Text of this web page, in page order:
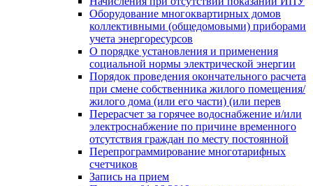
Оборудование многоквартирных домов
коллективными (общедомовыми) приборами
учета энергоресурсов
О порядке установления и применения
социальной нормы электрической энергии
Порядок проведения окончательного расчета
при смене собственника жилого помещения/
жилого дома (или его части) (или перев
Перерасчет за горячее водоснабжение и/или
электроснабжение по причине временного
отсутствия граждан по месту постоянной
Перепрограммирование многотарифных
счетчиков
Запись на прием